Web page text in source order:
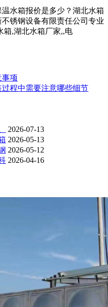
水箱报价是多少？湖北水箱
锈钢设备有限责任公司专业
箱,湖北水箱厂家,,电
项
程中需要注意哪些细节
2026-07-13
2026-05-13
2026-05-12
2026-04-16